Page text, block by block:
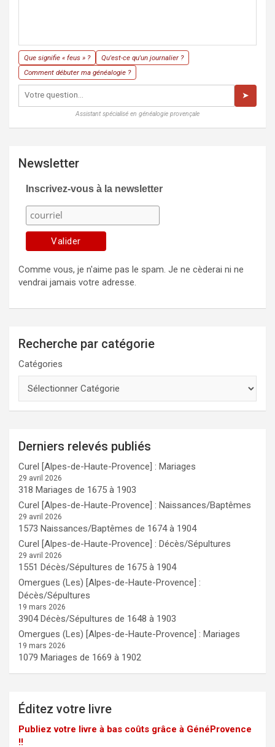
Que signifie « feus » ?
Qu'est-ce qu'un journalier ?
Comment débuter ma généalogie ?
➤
Assistant spécialisé en généalogie provençale
Newsletter
Inscrivez-vous à la newsletter
Comme vous, je n'aime pas le spam. Je ne cèderai ni ne
vendrai jamais votre adresse.
Recherche par catégorie
Catégories
Derniers relevés publiés
Curel [Alpes-de-Haute-Provence] : Mariages
29 avril 2026
318 Mariages de 1675 à 1903
Curel [Alpes-de-Haute-Provence] : Naissances/Baptêmes
29 avril 2026
1573 Naissances/Baptêmes de 1674 à 1904
Curel [Alpes-de-Haute-Provence] : Décès/Sépultures
29 avril 2026
1551 Décès/Sépultures de 1675 à 1904
Omergues (Les) [Alpes-de-Haute-Provence] :
Décès/Sépultures
19 mars 2026
3904 Décès/Sépultures de 1648 à 1903
Omergues (Les) [Alpes-de-Haute-Provence] : Mariages
19 mars 2026
1079 Mariages de 1669 à 1902
Éditez votre livre
Publiez votre livre à bas coûts grâce à GénéProvence
!!